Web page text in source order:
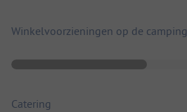
Winkelvoorzieningen op de camping
Catering